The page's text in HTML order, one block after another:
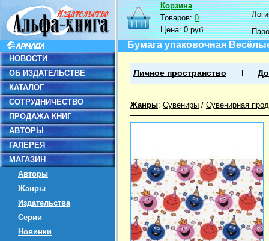
НОВОСТИ
ОБ ИЗДАТЕЛЬСТВЕ
КАТАЛОГ
СОТРУДНИЧЕСТВО
ПРОДАЖА КНИГ
АВТОРЫ
ГАЛЕРЕЯ
МАГАЗИН
Авторы
Жанры
Издательства
Серии
Новинки
Корзина
Товаров:0
Цена:0 руб.
Бумага упаковочная
Личное пространство
Жанры: Сувениры / Сувенирная